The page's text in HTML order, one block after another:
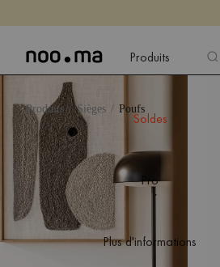
Produits
Soldes
Pro
Plus d'informations
Produits Sièges Poufs